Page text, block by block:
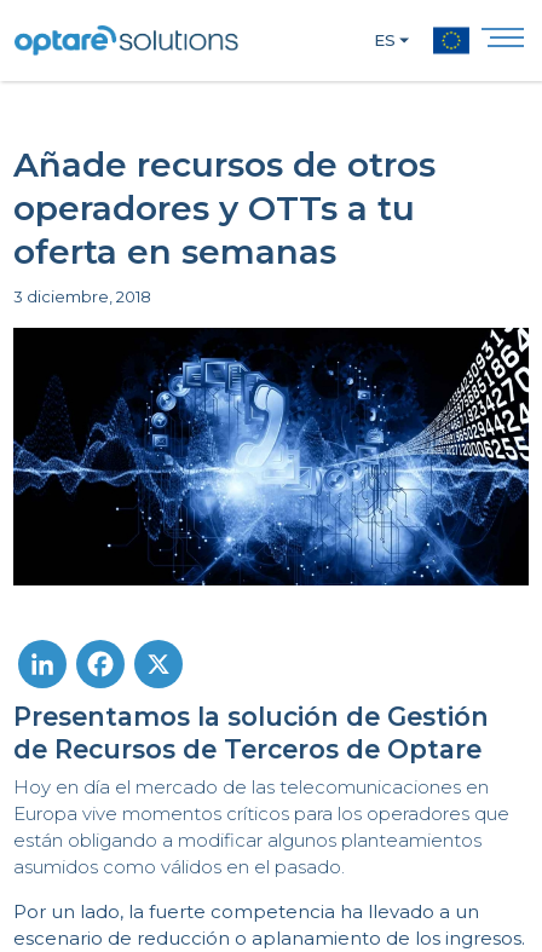
ES
Añade recursos de otros
operadores y OTTs a tu
oferta en semanas
3 diciembre, 2018
LinkedInFacebook
X
Presentamos la solución de Gestión
de Recursos de Terceros de Optare
Hoy en día el mercado de las telecomunicaciones en
Europa vive momentos críticos para los operadores que
están obligando a modificar algunos planteamientos
asumidos como válidos en el pasado.
Por un lado, la fuerte competencia ha llevado a un
escenario de reducción o aplanamiento de los ingresos.